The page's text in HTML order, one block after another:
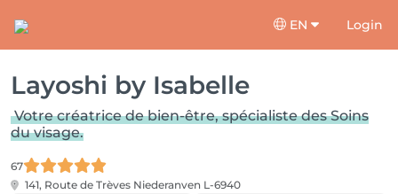
EN Login
Layoshi by Isabelle
Votre créatrice de bien-être, spécialiste des Soins
du visage.
67
141, Route de Trèves Niederanven L-6940